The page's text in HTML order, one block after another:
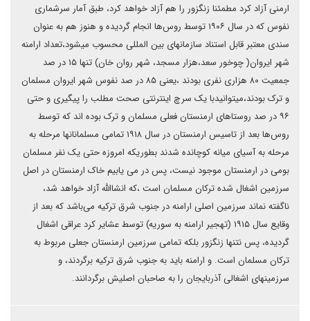
ارمنی آزاد کرد مطمئنا زنگزور را هم آزاد خواهد کرد، طبق آمار سرشماری
نفوس که در سال ۱۹۰۶ توسط روس‌ها انجام گردیده و هنوز هم به عنوان
سندی معتبر قابل استناد سازمانهای بین المللی محسوب میشود،تعداد ارامنه
شهر ایروان( چوخور سعد،هزار مسجد، شهر روان خان) تنها ۱۵ در صد
جمعیت ۸۰ هزاری نفری بودند ،یعنی ۸۵ در صد نفوس شهر ایروان مسلمان
و ترک بودند،میتوانیدبا یک سرچ اینترنتی صحت مطلب را پیگیری و حتی
۹۶ در صد روستاهای ارمنستان فعلی مسلمان و ترک بوده اند که توسط
روس‌ها بعد از تاسیس ارمنستان در سال ۱۹۱۸ تمامی مسلمانانها مرحله به
مرحله به آسیای میانه کوچانده شدند بطوریکه امروزه حتی یک نفر مسلمان
بومی در ارمنستان موجود نیست، پس در می یابیم خاک ارمنستان در اصل
سرزمین اشغال شده ترکان مسلمان است ،که انشاالله آزاد خواهد شد،
ناگفته نماند سرزمین اصلی ارامنه در جنوب شرق ترکیه می‌باشد که بعد از
وقایع سال ۱۹۱۵ (تهجیر ارامنه به سوریه) توسط عشایر کرد عراقی اشغال
گردیده، پس نتنها زنگزور بلکه تمامی سرزمین ارمنستان جعلی مربوط به
ترکان مسلمان است. و ارامنه باید به جنوب شرق ترکیه برگردند، و
سرزمینهای اشغالی آذربایجان را به صاحبان اصلیش برگردانند.